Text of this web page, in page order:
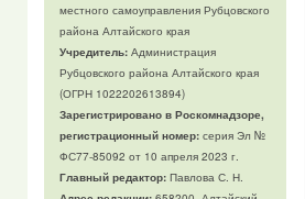
местного самоуправления Рубцовского
района Алтайского края
Учредитель:Администрация
Рубцовского района Алтайского края
(ОГРН 1022202613894)
Зарегистрировано в Роскомнадзоре,
регистрационный номер:серия Эл №
ФС77-85092 от 10 апреля 2023 г.
Главный редактор:Павлова С. Н.